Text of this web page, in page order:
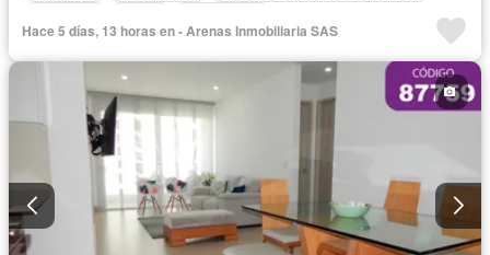
Hace 5 días, 13 horas en - Arenas Inmobiliaria SAS